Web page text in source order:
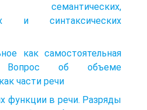
семантических,
и синтаксических
как самостоятельная
Вопрос об объеме
части речи
функции в речи. Разряды